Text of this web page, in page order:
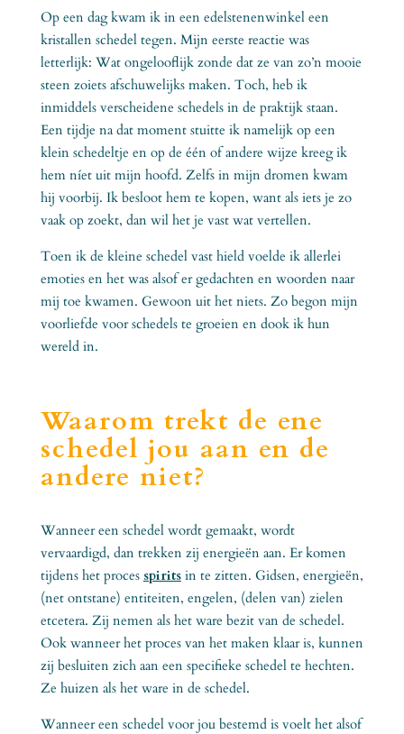
Op een dag kwam ik in een edelstenenwinkel een
kristallen schedel tegen. Mijn eerste reactie was
letterlijk: Wat ongelooflijk zonde dat ze van zo’n mooie
steen zoiets afschuwelijks maken. Toch, heb ik
inmiddels verscheidene schedels in de praktijk staan.
Een tijdje na dat moment stuitte ik namelijk op een
klein schedeltje en op de één of andere wijze kreeg ik
hem níet uit mijn hoofd. Zelfs in mijn dromen kwam
hij voorbij. Ik besloot hem te kopen, want als iets je zo
vaak op zoekt, dan wil het je vast wat vertellen.
Toen ik de kleine schedel vast hield voelde ik allerlei
emoties en het was alsof er gedachten en woorden naar
mij toe kwamen. Gewoon uit het niets. Zo begon mijn
voorliefde voor schedels te groeien en dook ik hun
wereld in.
Waarom trekt de ene
schedel jou aan en de
andere niet?
Wanneer een schedel wordt gemaakt, wordt
vervaardigd, dan trekken zij energieën aan. Er komen
tijdens het proces spiritsin te zitten. Gidsen, energieën,
(net ontstane) entiteiten, engelen, (delen van) zielen
etcetera. Zij nemen als het ware bezit van de schedel.
Ook wanneer het proces van het maken klaar is, kunnen
zij besluiten zich aan een specifieke schedel te hechten.
Ze huizen als het ware in de schedel.
Wanneer een schedel voor jou bestemd is voelt het alsof